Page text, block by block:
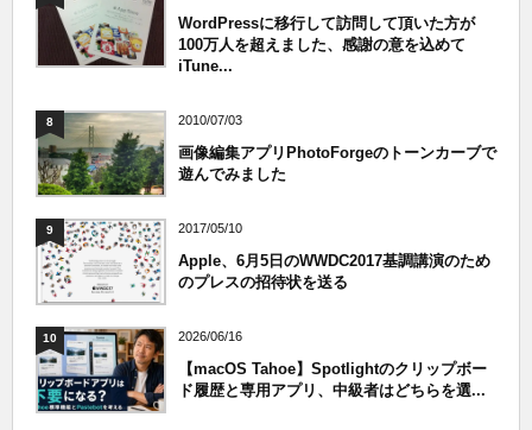
WordPressに移行して訪問して頂いた方が
100万人を超えました、感謝の意を込めて
iTune...
8 2010/07/03
画像編集アプリPhotoForgeのトーンカーブで
遊んでみました
9 2017/05/10
Apple、6月5日のWWDC2017基調講演のため
のプレスの招待状を送る
10 2026/06/16
【macOS Tahoe】Spotlightのクリップボー
ド履歴と専用アプリ、中級者はどちらを選...